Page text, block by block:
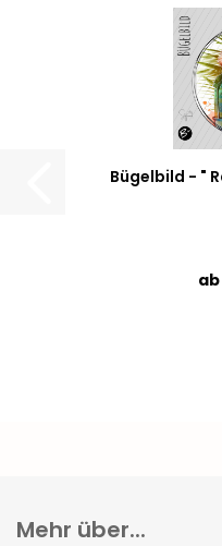
Bügelbild - "
ab
Mehr über...